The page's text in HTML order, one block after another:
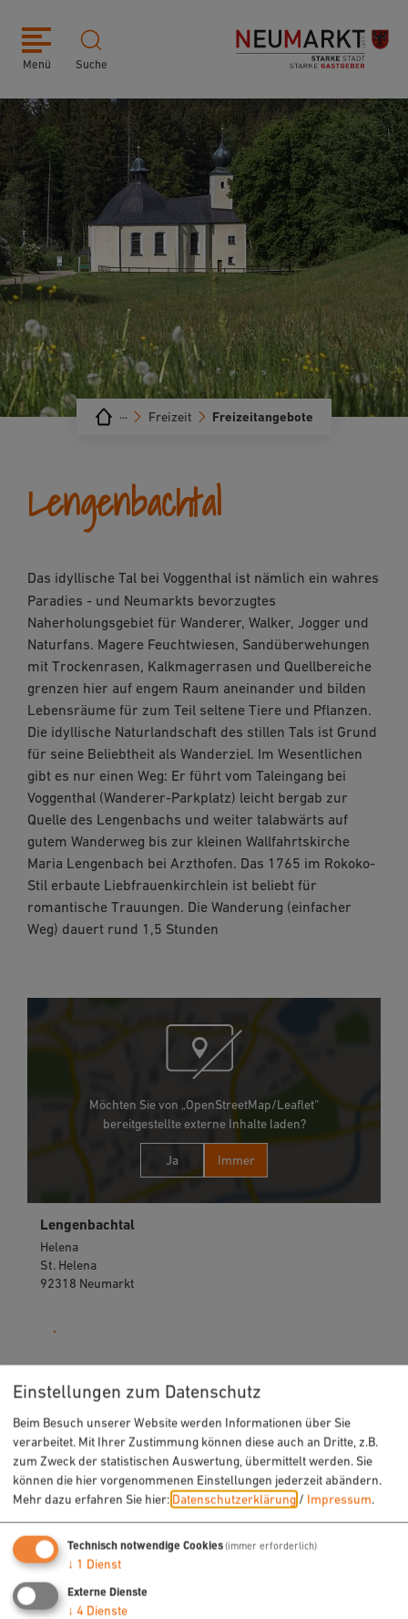
Menü Suche
Freizeitangebote
Freizeit
···
Lengenbachtal
Das idyllische Tal bei Voggenthal ist nämlich ein wahres
Paradies - und Neumarkts bevorzugtes
Naherholungsgebiet für Wanderer, Walker, Jogger und
Naturfans. Magere Feuchtwiesen, Sandüberwehungen
mit Trockenrasen, Kalkmagerrasen und Quellbereiche
grenzen hier auf engem Raum aneinander und bilden
Lebensräume für zum Teil seltene Tiere und Pflanzen.
Die idyllische Naturlandschaft des stillen Tals ist Grund
für seine Beliebtheit als Wanderziel. Im Wesentlichen
gibt es nur einen Weg: Er führt vom Taleingang bei
Voggenthal (Wanderer-Parkplatz) leicht bergab zur
Quelle des Lengenbachs und weiter talabwärts auf
gutem Wanderweg bis zur kleinen Wallfahrtskirche
Maria Lengenbach bei Arzthofen. Das 1765 im Rokoko-
Stil erbaute Liebfrauenkirchlein ist beliebt für
romantische Trauungen. Die Wanderung (einfacher
Weg) dauert rund 1,5 Stunden
Möchten Sie von „OpenStreetMap/Leaflet“
bereitgestellte externe Inhalte laden?
Ja Immer
Lengenbachtal
Helena
St. Helena
92318 Neumarkt
URLAUB & FREIZEIT
Radfahren
Wandern
Sehenswertes
Einstellungen zum Datenschutz
Beim Besuch unserer Website werden Informationen über Sie
verarbeitet. Mit Ihrer Zustimmung können diese auch an Dritte, z.B.
zum Zweck der statistischen Auswertung, übermittelt werden. Sie
können die hier vorgenommenen Einstellungen jederzeit abändern.
Mehr dazu erfahren Sie hier: Datenschutzerklärung / Impressum.
Technisch notwendige Cookies(immer erforderlich)
↓ 1 Dienst
Externe Dienste
↓ 4 Dienste